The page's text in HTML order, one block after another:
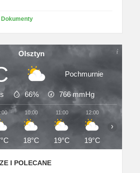
Olsztyn
Pochmurnie
66% 766mmHg
10:00
18°C
11:00
19°C
12:00
19°C
13:00
›
I POLECANE